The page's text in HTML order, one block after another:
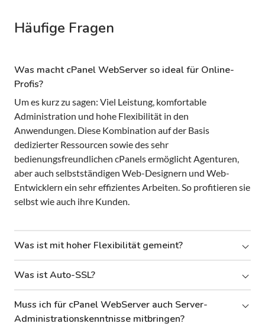
Häufige Fragen
Was macht cPanel WebServer so ideal für Online-
Profis?
Um es kurz zu sagen: Viel Leistung, komfortable
Administration und hohe Flexibilität in den
Anwendungen. Diese Kombination auf der Basis
dedizierter Ressourcen sowie des sehr
bedienungsfreundlichen cPanels ermöglicht Agenturen,
aber auch selbstständigen Web-Designern und Web-
Entwicklern ein sehr effizientes Arbeiten. So profitieren sie
selbst wie auch ihre Kunden.
Was ist mit hoher Flexibilität gemeint?
Was ist Auto-SSL?
Muss ich für cPanel WebServer auch Server-
Administrationskenntnisse mitbringen?